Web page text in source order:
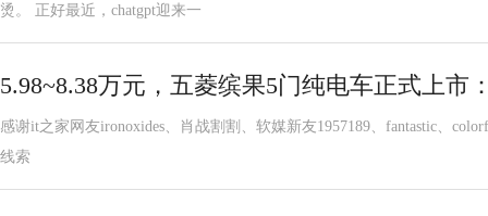
烫。 正好最近，chatgpt迎来一
5.98~8.38万元，五菱缤果5门纯电车正式上市
感谢it之家网友ironoxides、肖战割割、软媒新友1957189、fantastic、
线索